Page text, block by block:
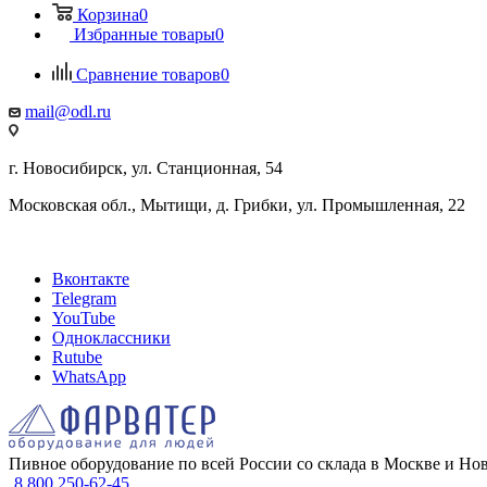
Корзина0
Избранные товары0
Сравнение товаров0
mail@odl.ru
г. Новосибирск, ул. Станционная, 54
Московская обл., Мытищи, д. Грибки, ул. Промышленная, 22
Вконтакте
Telegram
YouTube
Одноклассники
Rutube
WhatsApp
Пивное оборудование по всей России со склада в Москве и
8 800 250-62-45